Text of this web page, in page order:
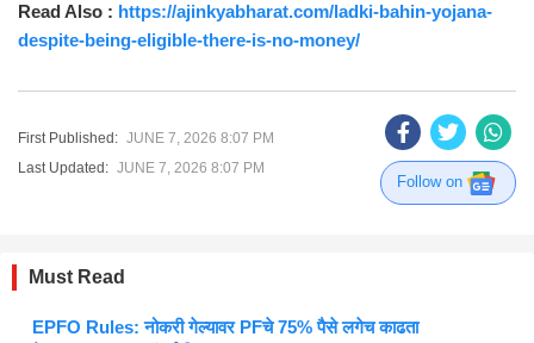
Read Also : https://ajinkyabharat.com/ladki-bahin-yojana-
despite-being-eligible-there-is-no-money/
First Published: JUNE 7, 2026 8:07 PM
Last Updated: JUNE 7, 2026 8:07 PM
Follow on
Must Read
EPFO Rules: नोकरी गेल्यावर PFचे 75% पैसे लगेच काढता